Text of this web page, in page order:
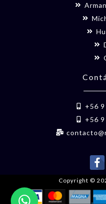
+56
+56
Copyright ©